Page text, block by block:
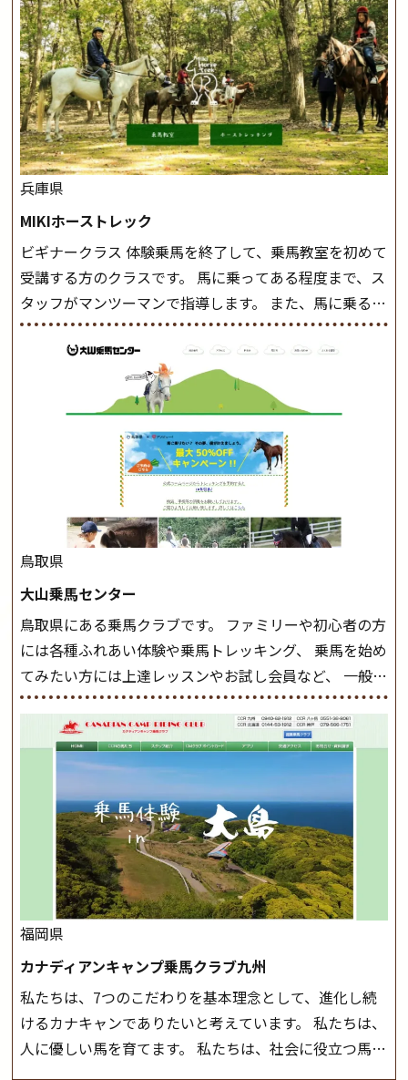
兵庫県
MIKIホーストレック
ビギナークラス 体験乗馬を終了して、乗馬教室を初めて
受講する方のクラスです。 馬に乗ってある程度まで、ス
タッフがマンツーマンで指導します。 また、馬に乗るだ
けでなく、馬の手入れや馬装（鞍などを装着する） も
このクラスで把握し、「馬に触れること」にも慣れてい
きましょう。 スタートクラス ビギナークラスで単独で
軽速歩(けいはやあし)ができるようになったら スタート
クラスへ。 グループレッスンで馬のスピードを調整し
ながら 軽速歩・正反撞(せいはんどう)を学びます。 安定
した手綱操作と軽速歩・正反撞ができるようになれば
駈歩(かけあし)練習に入ります。 ホップクラス スタート
クラスで常歩(なみあし)や 速歩、駈歩の初歩をマスター
したら、 次は部班にて駈歩を含めた誘導練習を行いま
しょう。 ステップクラス ホップクラスまでに練習した
まとめをします。 三種歩法をマスターし、ワンランク上
の扶助操作や誘導方法を身につけましょう。 注意事項
◆馬場使用状況により、使用する馬場はこちらで決定い
たしますのでご了承ください ◆基本は雨天決行です
が、落雷・強風等のより、安全上急遽中止させていただ
く場合がございます。 ◆三木ホースランドパークの協議
会や講習会等により、一部レッスンが中止になる場合が
ございます。 その際、ご予約いただいている皆様には事
前にご連絡いたします。MIKIホーストレックのツアー
はこちら
鳥取県
大山乗馬センター
鳥取県にある乗馬クラブです。 ファミリーや初心者の方
には各種ふれあい体験や乗馬トレッキング、 乗馬を始め
てみたい方には上達レッスンやお試し会員など、 一般の
方に幅広くお楽しみいただける施設を目指しています。
また、お手軽（低価格）に会員になったり自分の馬を持
つことのできる乗馬クラブでもあり、 健康や趣味、スポ
ーツ競技として、老若男女様々な方が、日々乗馬をお楽
しみいただいています。 なお、ゴールデンウィークと夏
休み期間中は無休で営業していますので、ぜひご家族で
お越しください！大山乗馬センターの紹介記事はこち
福岡県
カナディアンキャンプ乗馬クラブ九州
私たちは、7つのこだわりを基本理念として、進化し続
けるカナキャンでありたいと考えています。 私たちは、
人に優しい馬を育てます。 私たちは、社会に役立つ馬を